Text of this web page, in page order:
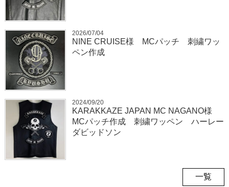
2026/07/04
NINE CRUISE様 MCパッチ 刺繍ワッ
ペン作成
2024/09/20
KARAKKAZE JAPAN MC NAGANO様
MCパッチ作成 刺繍ワッペン ハーレー
ダビッドソン
一覧